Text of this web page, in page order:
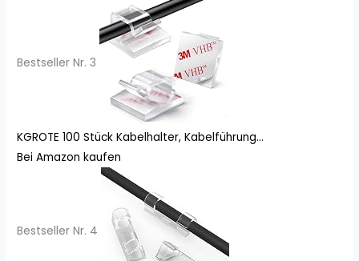
Bestseller Nr. 3
KGROTE 100 Stück Kabelhalter, Kabelführung...
Bei Amazon kaufen
Bestseller Nr. 4